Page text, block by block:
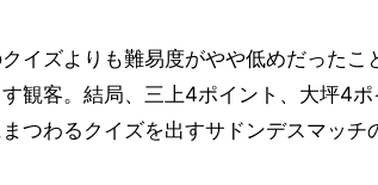
イズよりも難易度がやや低めだった
観客。結局、三上4ポイント、大坪4ポ
つわるクイズを出すサドンデスマッチ